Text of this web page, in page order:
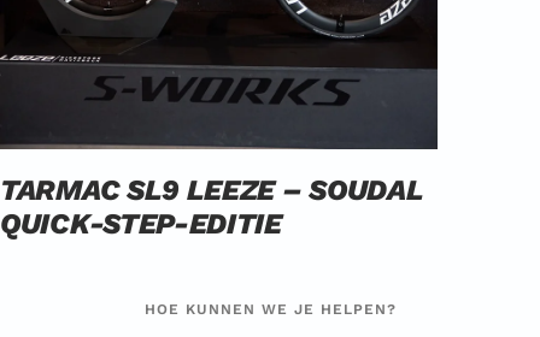
TARMAC SL9 LEEZE – SOUDAL
QUICK-STEP-EDITIE
HOE KUNNEN WE JE HELPEN?